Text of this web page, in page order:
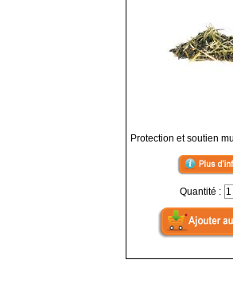
Protection et soutien
Quantité :